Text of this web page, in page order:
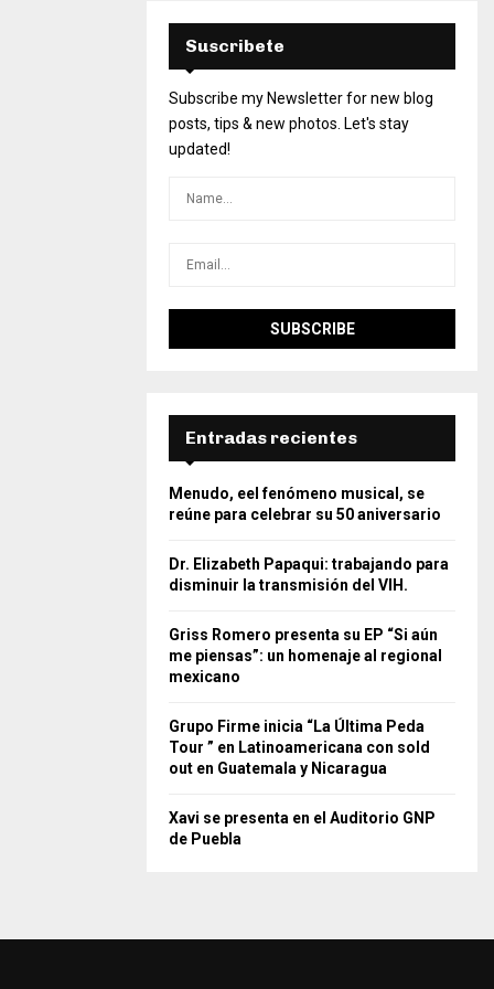
Suscribete
Subscribe my Newsletter for new blog
posts, tips & new photos. Let's stay
updated!
Entradas recientes
Menudo, eel fenómeno musical, se
reúne para celebrar su 50 aniversario
Dr. Elizabeth Papaqui: trabajando para
disminuir la transmisión del VIH.
Griss Romero presenta su EP “Si aún
me piensas”: un homenaje al regional
mexicano
Grupo Firme inicia “La Última Peda
Tour ” en Latinoamericana con sold
out en Guatemala y Nicaragua
Xavi se presenta en el Auditorio GNP
de Puebla